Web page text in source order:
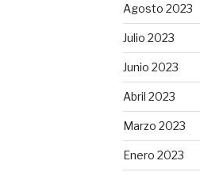
Agosto 2023
Julio 2023
Junio 2023
Abril 2023
Marzo 2023
Enero 2023